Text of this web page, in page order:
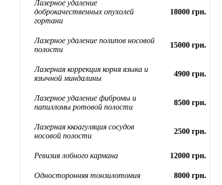
Лазерное удаление
доброкачественных опухолей
гортани
18000 грн.
Лазерное удаление полипов носовой
полости
15000 грн.
Лазерная коррекция корня языка и
язычной миндалины
4900 грн.
Лазерное удаление фибромы и
папилломы ротовой полости
8500 грн.
Лазерная ккоагуляция сосудов
носовой полости
2500 грн.
Ревизия лобного кармана 12000 грн.
Односторонняя тонзилотомия
8000 грн.